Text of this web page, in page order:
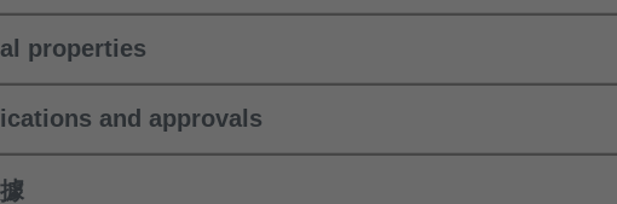
properties
and approvals